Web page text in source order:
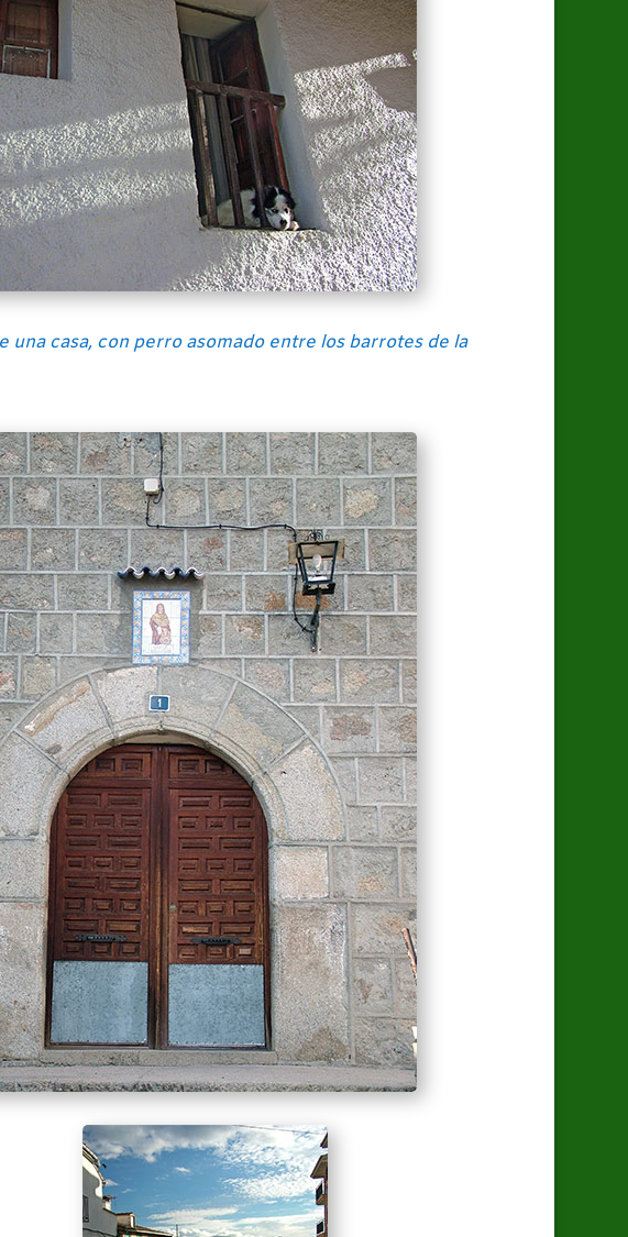
una casa, con perro asomado entre los barrotes de la